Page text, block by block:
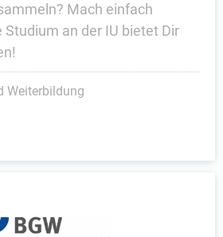
Mach einfach
Studium an der IU bietet Dir
Weiterbildung